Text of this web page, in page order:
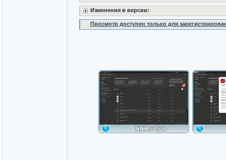
Изменения в версии:
Просмотр доступен только для